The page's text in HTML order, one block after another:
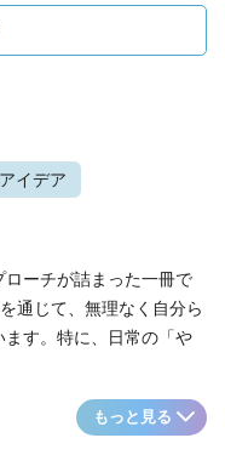
イデア
ーチが詰まった一冊で
通じて、無理なく自分ら
ます。特に、日常の「や
もっと見る